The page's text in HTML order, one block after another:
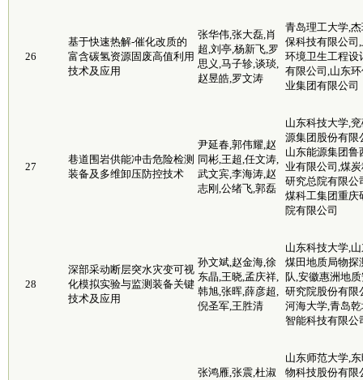
26
基于快速热解-催化改质的
富含碳氢资源固废高值利用
技术及应用
张华伟,张大磊,肖
超,刘亭,杨新飞,罗
思义,马子轸,谈琰,
赵昱皓,罗文涛
青岛理工大学,
保科技有限公司
环境卫生工程设
有限公司,山东
业集团有限公司
27
巷道围岩供能冲击危险检测
装备及多维卸压防控技术
尹延春,郭伟耀,赵
同彬,王超,任文涛,
武文宾,李海涛,赵
志刚,公绪飞,郭磊
山东科技大学,
源集团股份有限
山东能源集团鲁
业有限公司,煤
研究总院有限公
煤科工集团重庆
院有限公司
28
深部采动断层突水灾变可视
化模拟实验与监测装备关键
技术及应用
孙文斌,赵金海,徐
东晶,王晓,孟庆祥,
韩旭,张晖,薛彦超,
倪圣军,王胜清
山东科技大学,
煤田地质局物探
队,安徽惠洲地
研究院股份有限
河海大学,青岛
智能科技有限公
张鸿雁,张震,杜淑
山东师范大学,
物科技股份有限